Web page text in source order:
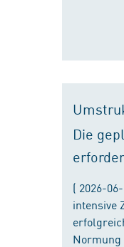
Die
( 2026-
intensive
Normung